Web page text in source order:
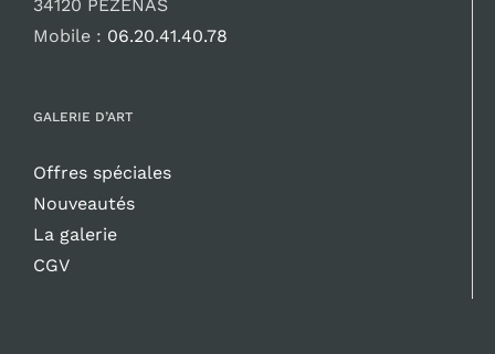
34120 PEZENAS
Mobile : 06.20.41.40.78
GALERIE D’ART
Offres spéciales
Nouveautés
La galerie
CGV